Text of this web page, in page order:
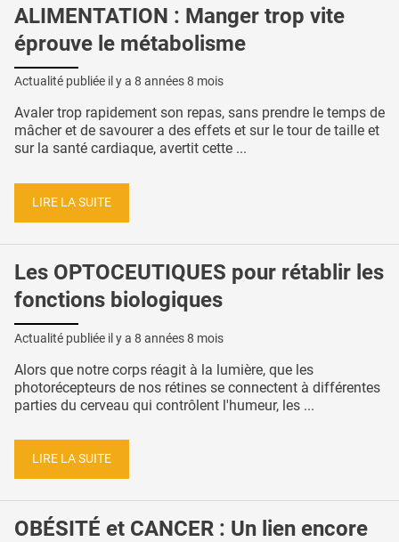
ALIMENTATION : Manger trop vite
éprouve le métabolisme
Actualité publiée il y a 8 années 8 mois
Avaler trop rapidement son repas, sans prendre le temps de
mâcher et de savourer a des effets et sur le tour de taille et
sur la santé cardiaque, avertit cette ...
LIRE LA SUITE
Les OPTOCEUTIQUES pour rétablir les
fonctions biologiques
Actualité publiée il y a 8 années 8 mois
Alors que notre corps réagit à la lumière, que les
photorécepteurs de nos rétines se connectent à différentes
parties du cerveau qui contrôlent l'humeur, les ...
LIRE LA SUITE
OBÉSITÉ et CANCER : Un lien encore